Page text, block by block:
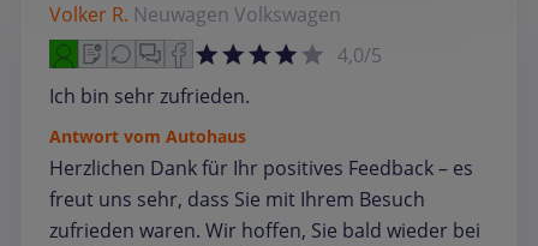
Volker R. Neuwagen Volkswagen
4,0/5
Ich bin sehr zufrieden.
Antwort vom Autohaus
Herzlichen Dank für Ihr positives Feedback – es
freut uns sehr, dass Sie mit Ihrem Besuch
zufrieden waren. Wir hoffen, Sie bald wieder bei